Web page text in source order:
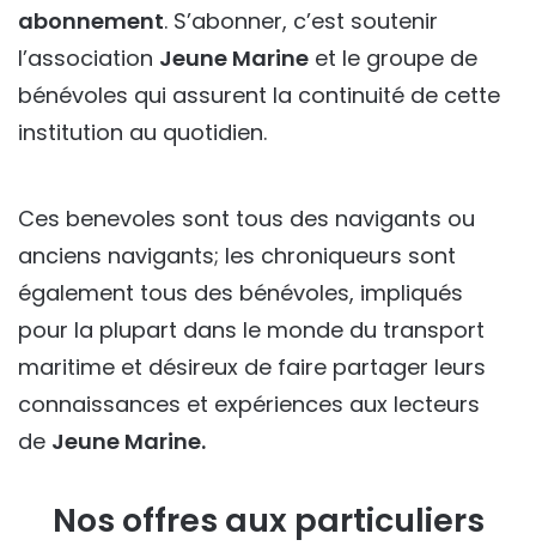
abonnement. S’abonner, c’est soutenir
l’association Jeune Marine et le groupe de
bénévoles qui assurent la continuité de cette
institution au quotidien.
Ces benevoles sont tous des navigants ou
anciens navigants; les chroniqueurs sont
également tous des bénévoles, impliqués
pour la plupart dans le monde du transport
maritime et désireux de faire partager leurs
connaissances et expériences aux lecteurs
de Jeune Marine.
Nos offres aux particuliers